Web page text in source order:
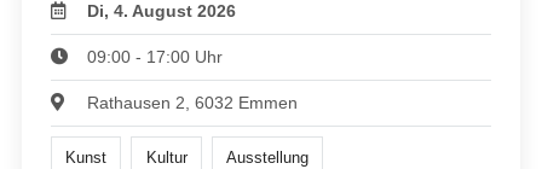
Di, 4. August 2026
09:00 - 17:00 Uhr
Rathausen 2, 6032 Emmen
Kunst Kultur Ausstellung